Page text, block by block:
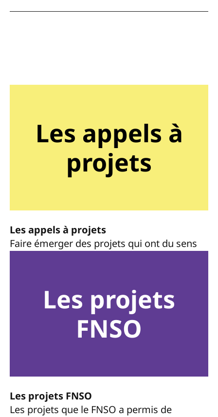
Les appels à
projets
Les appels à projets
Faire émerger des projets qui ont du sens
Les projets
FNSO
Les projets FNSO
Les projets que le FNSO a permis de